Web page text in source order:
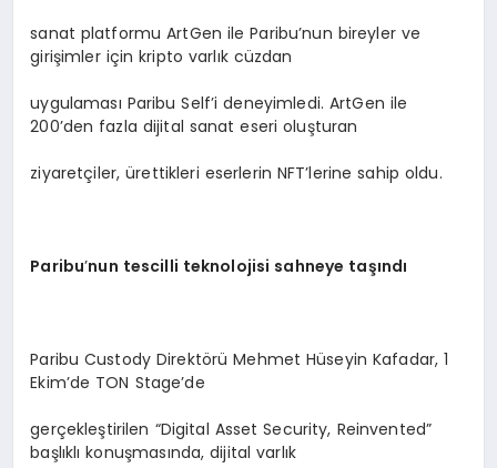
sanat platformu ArtGen ile Paribu’nun bireyler ve
girişimler için kripto varlık cüzdan
uygulaması Paribu Self’i deneyimledi. ArtGen ile
200’den fazla dijital sanat eseri oluşturan
ziyaretçiler, ürettikleri eserlerin NFT’lerine sahip oldu.
Paribu’nun tescilli teknolojisi sahneye taşındı
Paribu Custody Direktörü Mehmet Hüseyin Kafadar, 1
Ekim’de TON Stage’de
gerçekleştirilen “Digital Asset Security, Reinvented”
başlıklı konuşmasında, dijital varlık